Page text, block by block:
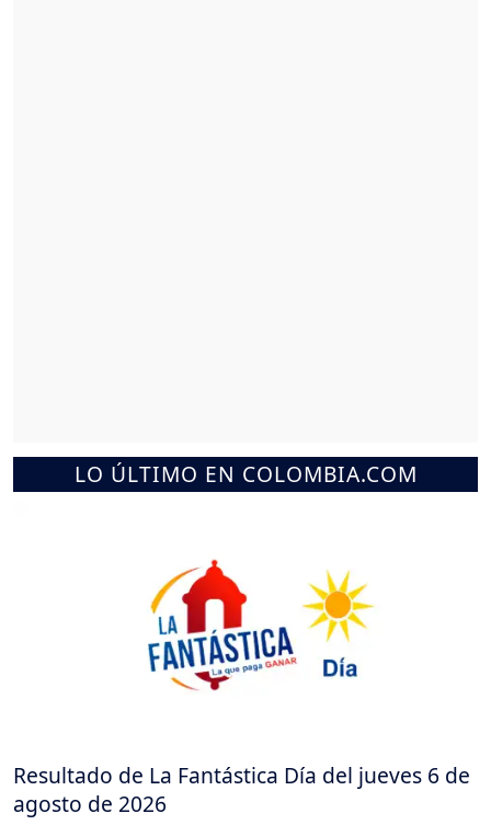
LO ÚLTIMO EN COLOMBIA.COM
Resultado de La Fantástica Día del jueves 6 de
agosto de 2026